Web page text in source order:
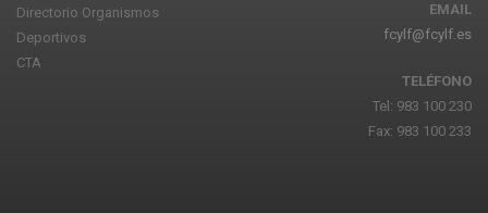
Directorio Organismos
Deportivos
CTA
EMAIL
fcylf@fcylf.es
TELÉFONO
Tel: 983 100 230
Fax: 983 100 233